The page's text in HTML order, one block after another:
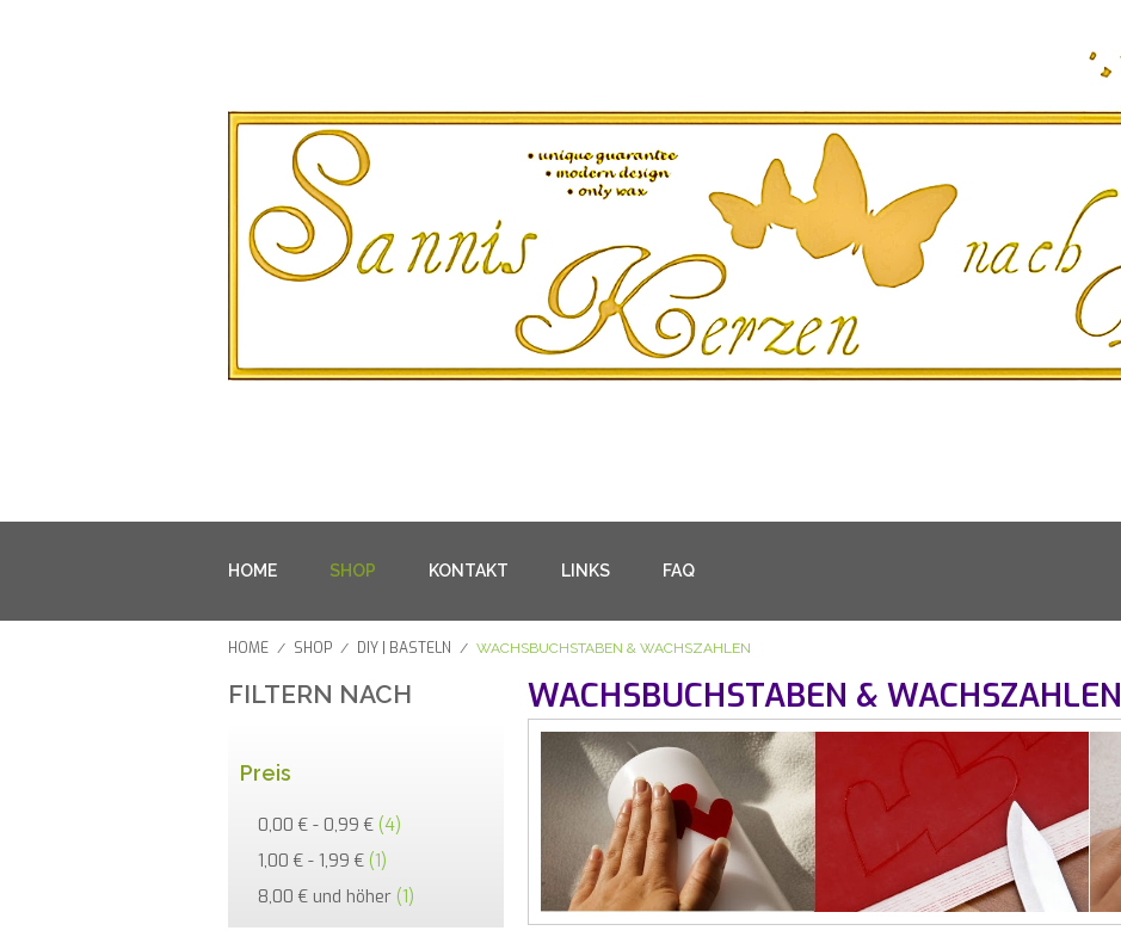
HOME SHOP KONTAKT LINKS FAQ
HOME / SHOP / DIY | BASTELN / WACHSBUCHSTABEN & WACHSZAHLEN
FILTERN NACH
Preis
0,00 € - 0,99 € (4)
1,00 € - 1,99 € (1)
8,00 € und höher (1)
WACHSBUCHSTABEN & WACHSZAHLEN